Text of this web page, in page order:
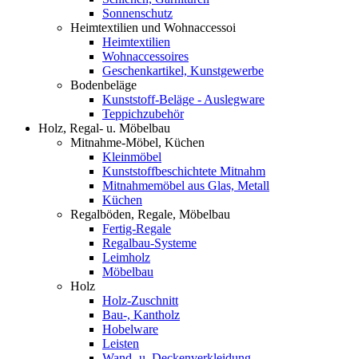
Sonnenschutz
Heimtextilien und Wohnaccessoi
Heimtextilien
Wohnaccessoires
Geschenkartikel, Kunstgewerbe
Bodenbeläge
Kunststoff-Beläge - Auslegware
Teppichzubehör
Holz, Regal- u. Möbelbau
Mitnahme-Möbel, Küchen
Kleinmöbel
Kunststoffbeschichtete Mitnahm
Mitnahmemöbel aus Glas, Metall
Küchen
Regalböden, Regale, Möbelbau
Fertig-Regale
Regalbau-Systeme
Leimholz
Möbelbau
Holz
Holz-Zuschnitt
Bau-, Kantholz
Hobelware
Leisten